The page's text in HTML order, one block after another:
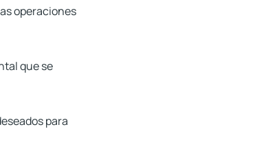
operaciones
que se
para